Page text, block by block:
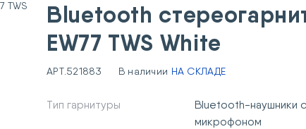
Bluetooth
EW77 TWS White
АРТ. 521883 В наличии НА СКЛАДЕ
Тип гарнитуры
Bluetooth-наушники с
микрофоном